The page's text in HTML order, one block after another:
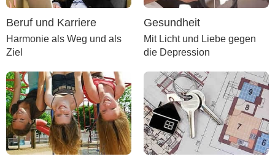
Beruf und Karriere
Harmonie als Weg und als
Ziel
Gesundheit
Mit Licht und Liebe gegen
die Depression